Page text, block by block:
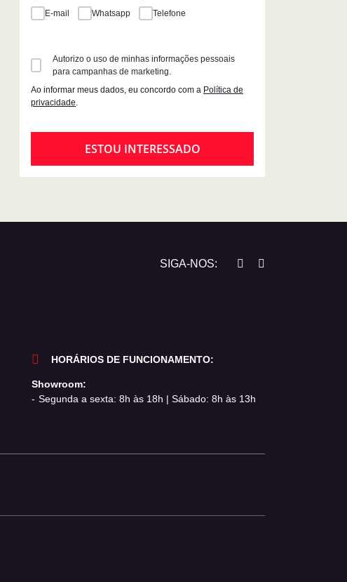
E-mail Whatsapp Telefone
Autorizo o uso de minhas informações pessoais
para campanhas de marketing.
Ao informar meus dados, eu concordo com a Política de
privacidade.
ESTOU INTERESSADO
SIGA-NOS:
HORÁRIOS DE FUNCIONAMENTO:
Showroom:
Segunda a sexta: 8h às 18h | Sábado: 8h às 13h